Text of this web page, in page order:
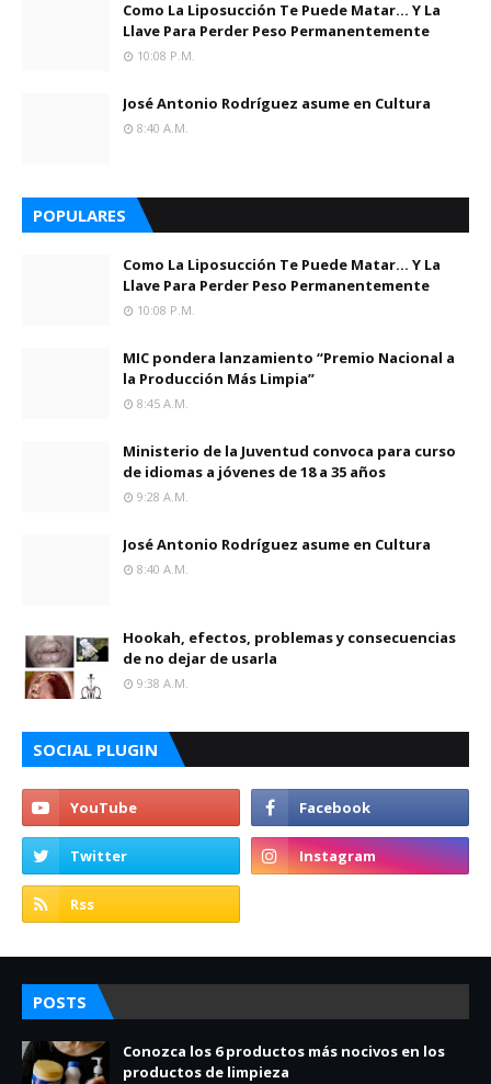
Como La Liposucción Te Puede Matar… Y La
Llave Para Perder Peso Permanentemente
10:08 P.m.
José Antonio Rodríguez asume en Cultura
8:40 A.m.
POPULARES
Como La Liposucción Te Puede Matar… Y La
Llave Para Perder Peso Permanentemente
10:08 P.m.
MIC pondera lanzamiento “Premio Nacional a
la Producción Más Limpia”
8:45 A.m.
Ministerio de la Juventud convoca para curso
de idiomas a jóvenes de 18 a 35 años
9:28 A.m.
José Antonio Rodríguez asume en Cultura
8:40 A.m.
Hookah, efectos, problemas y consecuencias
de no dejar de usarla
9:38 A.m.
SOCIAL PLUGIN
POSTS
Conozca los 6 productos más nocivos en los
productos de limpieza